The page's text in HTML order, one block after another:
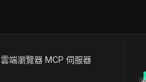
雲端瀏覽器 MCP 伺服器